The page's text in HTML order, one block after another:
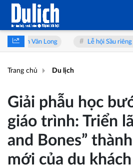
Lễ hội Sầu riêng Đắk Lắk 2026: Từ
Trang chủ Du lịch
Giải phẫu học
giáo trình: Triển
and Bones”
mới của du